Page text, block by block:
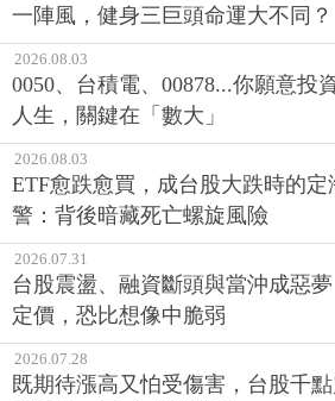
一陣風，健身三巨頭命運大不同？
2026.08.03
0050、台積電、00878...你願意投
人生，關鍵在「數大」
2026.08.03
ETF愈跌愈買，成台股大跌時的
警：背後暗藏死亡螺旋風險
2026.07.31
台股震盪、融資斷頭與當沖成惡
定價，恐比想像中脆弱
2026.07.28
既期待漲高又怕受傷害，台股千